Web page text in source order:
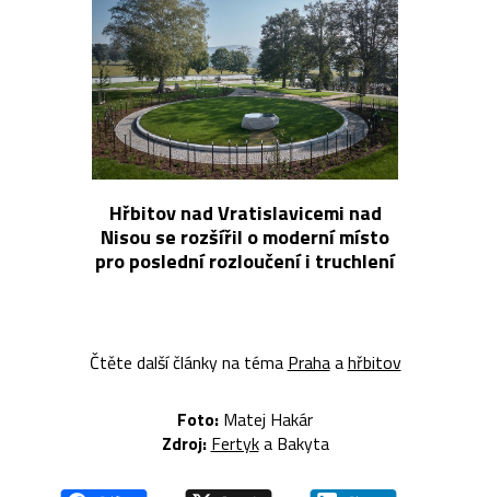
Hřbitov nad Vratislavicemi nad
Nisou se rozšířil o moderní místo
pro poslední rozloučení i truchlení
Čtěte další články na téma Prahaahřbitov
Foto: Matej Hakár
Zdroj: Fertyka Bakyta